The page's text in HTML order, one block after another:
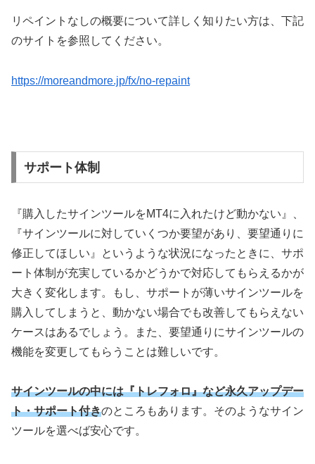
リペイントなしの概要について詳しく知りたい方は、下記
のサイトを参照してください。
https://moreandmore.jp/fx/no-repaint
サポート体制
『購入したサインツールをMT4に入れたけど動かない』、
『サインツールに対していくつか要望があり、要望通りに
修正してほしい』というような状況になったときに、サポ
ート体制が充実しているかどうかで対応してもらえるかが
大きく変化します。もし、サポートが薄いサインツールを
購入してしまうと、動かない場合でも改善してもらえない
ケースはあるでしょう。また、要望通りにサインツールの
機能を変更してもらうことは難しいです。
サインツールの中には『トレフォロ』など永久アップデー
ト・サポート付きのところもあります。そのようなサイン
ツールを選べば安心です。